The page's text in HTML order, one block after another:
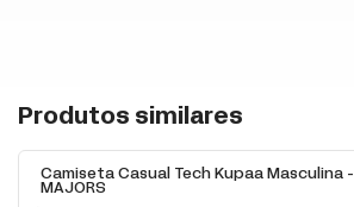
Produtos similares
Camiseta Casual Tech Kupaa Masculina -
MAJORS
+